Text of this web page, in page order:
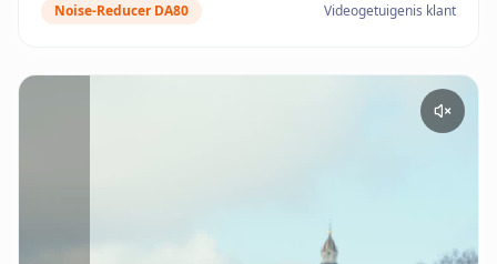
Noise-Reducer DA80 Videogetuigenis klant